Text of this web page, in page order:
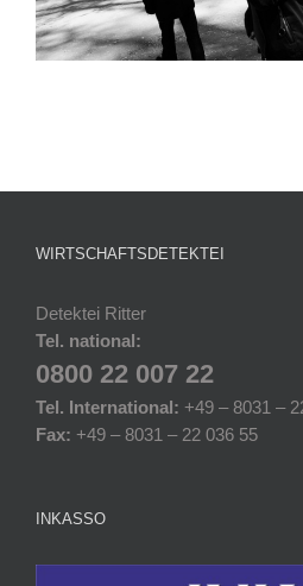
WIRTSCHAFTSDETEKTEI
Detektei Ritter
Tel. national:
0800 22 007 22
Tel. International: +49 – 8031 –
Fax: +49 – 8031 – 22 036 55
INKASSO